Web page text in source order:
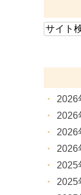
2026
2026
2026
2026
2025
2025